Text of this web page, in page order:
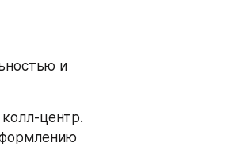
и
центр.